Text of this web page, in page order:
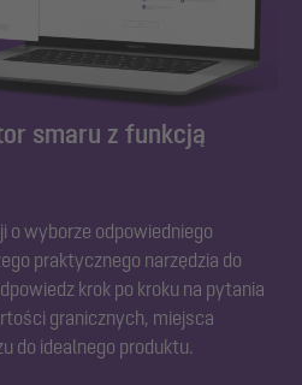
smaru z funkcją
o wyborze odpowiedniego
praktycznego narzędzia do
krok po kroku na pytania
granicznych, miejsca
do idealnego produktu.